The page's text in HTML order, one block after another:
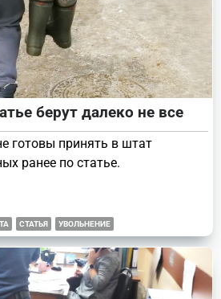
берут далеко не все
готовы принять в штат
ранее по статье.
СТАТЬЯ УВОЛЬНЕНИЕ